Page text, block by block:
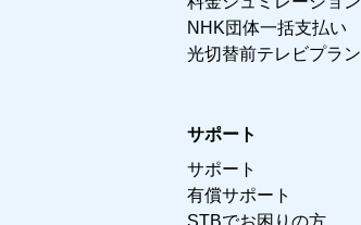
NHK団体一括支払い
光切替前テレビプラン
サポート
サポート
有償サポート
STBでお困りの方